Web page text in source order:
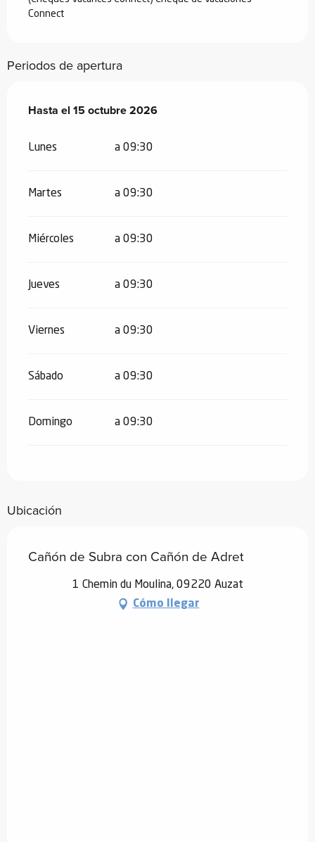
Connect
Periodos de apertura
Del20 julio 2026al15 octubre 2026
Hasta el 15 octubre 2026
Lunes a 09:30
Martes a 09:30
Miércoles a 09:30
Jueves a 09:30
Viernes a 09:30
Sábado a 09:30
Domingo a 09:30
Ubicación
Cañón de Subra con Cañón de Adret
1 Chemin du Moulina, 09220 Auzat
Cómo llegar